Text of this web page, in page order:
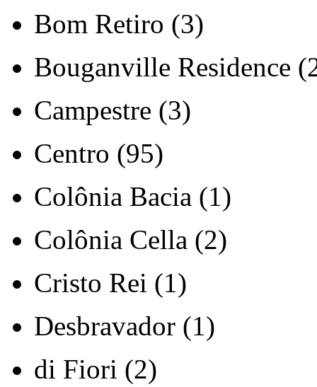
Bom Retiro (3)
Bouganville Residence
Campestre (3)
Centro (95)
Colônia Bacia (1)
Colônia Cella (2)
Cristo Rei (1)
Desbravador (1)
di Fiori (2)